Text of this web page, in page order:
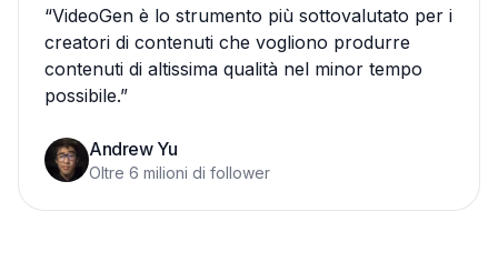
“VideoGen è lo strumento più sottovalutato per i
creatori di contenuti che vogliono produrre
contenuti di altissima qualità nel minor tempo
possibile.”
Andrew Yu
Oltre 6 milioni di follower